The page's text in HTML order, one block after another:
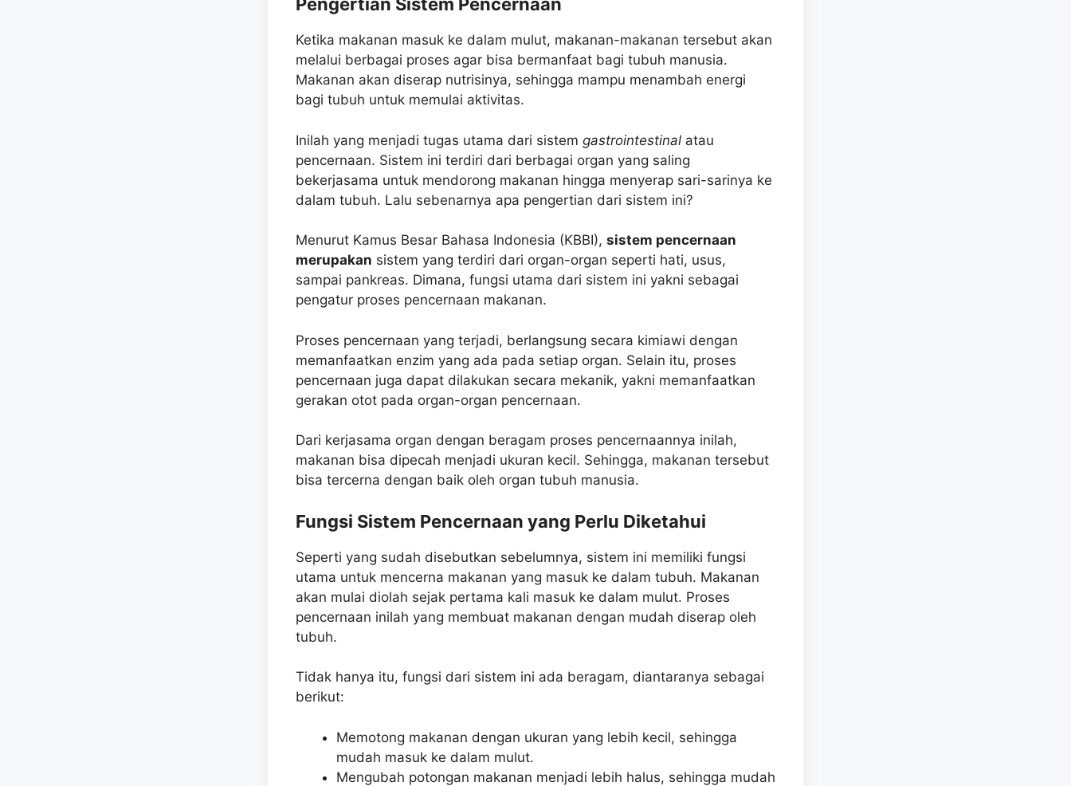
Ketika makanan masuk ke dalam mulut, makanan-makanan tersebut akan
melalui berbagai proses agar bisa bermanfaat bagi tubuh manusia.
Makanan akan diserap nutrisinya, sehingga mampu menambah energi
bagi tubuh untuk memulai aktivitas.
Inilah yang menjadi tugas utama dari sistem gastrointestinal atau
pencernaan. Sistem ini terdiri dari berbagai organ yang saling
bekerjasama untuk mendorong makanan hingga menyerap sari-sarinya ke
dalam tubuh. Lalu sebenarnya apa pengertian dari sistem ini?
Menurut Kamus Besar Bahasa Indonesia (KBBI), sistem pencernaan
merupakan sistem yang terdiri dari organ-organ seperti hati, usus,
sampai pankreas. Dimana, fungsi utama dari sistem ini yakni sebagai
pengatur proses pencernaan makanan.
Proses pencernaan yang terjadi, berlangsung secara kimiawi dengan
memanfaatkan enzim yang ada pada setiap organ. Selain itu, proses
pencernaan juga dapat dilakukan secara mekanik, yakni memanfaatkan
gerakan otot pada organ-organ pencernaan.
Dari kerjasama organ dengan beragam proses pencernaannya inilah,
makanan bisa dipecah menjadi ukuran kecil. Sehingga, makanan tersebut
bisa tercerna dengan baik oleh organ tubuh manusia.
Fungsi Sistem Pencernaan yang Perlu Diketahui
Seperti yang sudah disebutkan sebelumnya, sistem ini memiliki fungsi
utama untuk mencerna makanan yang masuk ke dalam tubuh. Makanan
akan mulai diolah sejak pertama kali masuk ke dalam mulut. Proses
pencernaan inilah yang membuat makanan dengan mudah diserap oleh
tubuh.
Tidak hanya itu, fungsi dari sistem ini ada beragam, diantaranya sebagai
berikut:
Memotong makanan dengan ukuran yang lebih kecil, sehingga
mudah masuk ke dalam mulut.
Mengubah potongan makanan menjadi lebih halus, sehingga mudah